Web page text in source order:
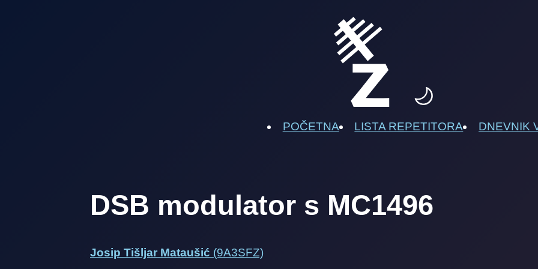
POČETNA LISTA REPETITORA DNEVNIK
DSB modulator s MC1496
Josip Tišljar Mataušić (9A3SFZ)